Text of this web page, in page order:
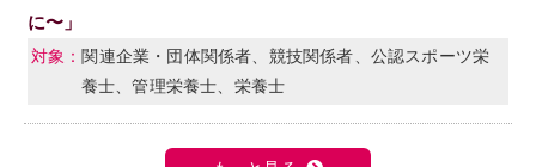
に〜」
関連企業・団体関係者、競技関係者、公認スポーツ栄
養士、管理栄養士、栄養士